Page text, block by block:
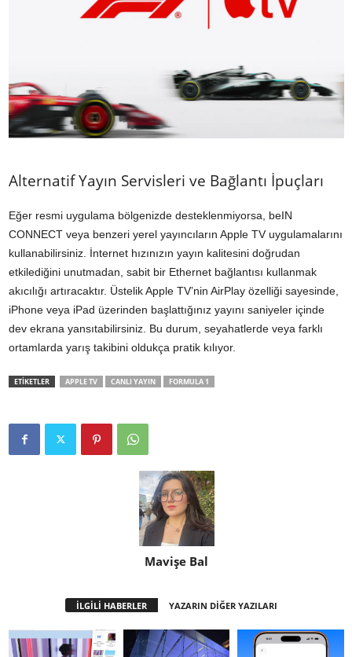
Alternatif Yayın Servisleri ve Bağlantı İpuçları
Eğer resmi uygulama bölgenizde desteklenmiyorsa, beIN
CONNECT veya benzeri yerel yayıncıların Apple TV uygulamalarını
kullanabilirsiniz. İnternet hızınızın yayın kalitesini doğrudan
etkilediğini unutmadan, sabit bir Ethernet bağlantısı kullanmak
akıcılığı artıracaktır. Üstelik Apple TV’nin AirPlay özelliği sayesinde,
iPhone veya iPad üzerinden başlattığınız yayını saniyeler içinde
dev ekrana yansıtabilirsiniz. Bu durum, seyahatlerde veya farklı
ortamlarda yarış takibini oldukça pratik kılıyor.
ETİKETLER APPLE TV CANLI YAYIN FORMULA 1
Mavişe Bal
İLGİLİ HABERLER YAZARIN DİĞER YAZILARI